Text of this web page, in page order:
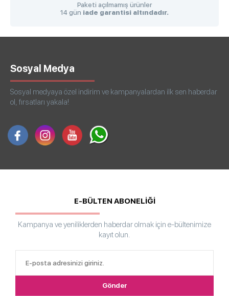
Paketi açılmamış ürünler
14 gün iade garantisi altındadır.
Sosyal Medya
Sosyal medyaya özel indirim ve kampanyalardan ilk sen haberdar
ol, fırsatları yakala!
E-BÜLTEN ABONELİĞİ
Kampanya ve yeniliklerden haberdar olmak için e-bültenimize
kayıt olun.